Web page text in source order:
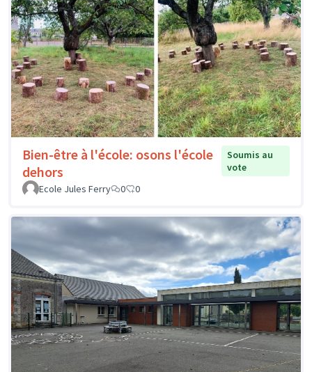
Bien-être à l'école: osons l'école
dehors
Soumis au
vote
Ecole Jules Ferry
0 0